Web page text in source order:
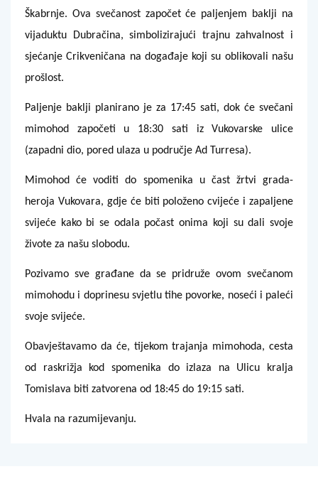
Škabrnje. Ova svečanost započet će paljenjem baklji na
vijaduktu Dubračina, simbolizirajući trajnu zahvalnost i
sjećanje Crikveničana na događaje koji su oblikovali našu
prošlost.
Paljenje baklji planirano je za 17:45 sati, dok će svečani
mimohod započeti u 18:30 sati iz Vukovarske ulice
(zapadni dio, pored ulaza u područje Ad Turresa).
Mimohod će voditi do spomenika u čast žrtvi grada-
heroja Vukovara, gdje će biti položeno cvijeće i zapaljene
svijeće kako bi se odala počast onima koji su dali svoje
živote za našu slobodu.
Pozivamo sve građane da se pridruže ovom svečanom
mimohodu i doprinesu svjetlu tihe povorke, noseći i paleći
svoje svijeće.
Obavještavamo da će, tijekom trajanja mimohoda, cesta
od raskrižja kod spomenika do izlaza na Ulicu kralja
Tomislava biti zatvorena od 18:45 do 19:15 sati.
Hvala na razumijevanju.